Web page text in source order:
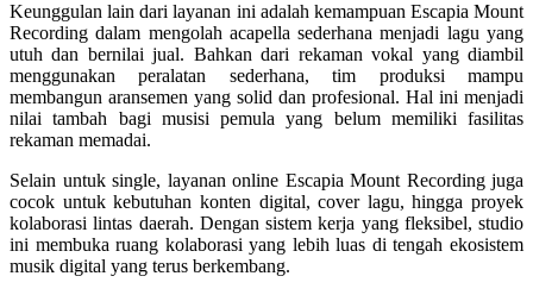
Keunggulan lain dari layanan ini adalah kemampuan Escapia Mount
Recording dalam mengolah acapella sederhana menjadi lagu yang
utuh dan bernilai jual. Bahkan dari rekaman vokal yang diambil
menggunakan peralatan sederhana, tim produksi mampu
membangun aransemen yang solid dan profesional. Hal ini menjadi
nilai tambah bagi musisi pemula yang belum memiliki fasilitas
rekaman memadai.
Selain untuk single, layanan online Escapia Mount Recording juga
cocok untuk kebutuhan konten digital, cover lagu, hingga proyek
kolaborasi lintas daerah. Dengan sistem kerja yang fleksibel, studio
ini membuka ruang kolaborasi yang lebih luas di tengah ekosistem
musik digital yang terus berkembang.